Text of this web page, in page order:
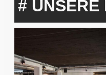
# UNSERE